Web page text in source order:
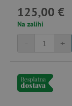
125,00 €
Na zalihi
+
-
Besplatna
dostava